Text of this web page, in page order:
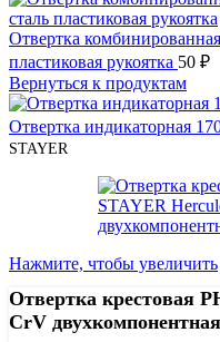
Отвертка
пластиковая рукоятка 50 ₽
Вернуться к продуктам
Отвертка индикаторная
STAYER
Нажмите, чтобы увеличить
Отвертка крестовая
CrV